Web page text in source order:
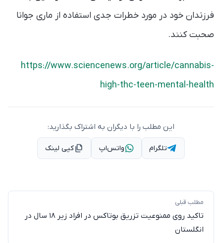
فرزندان خود در مورد خطرات جدی استفاده از ماری جوانا
صحبت کنند.
https://www.sciencenews.org/article/cannabis-
high-thc-teen-mental-health
این مطلب را با دیگران به اشتراک بگذارید:
تلگرام واتس‌اپ کپی لینک
مطلب قبلی
تاکید روی ممنوعیت تزریق بوتاکس در افراد زیر ۱۸ سال در
انگلستان